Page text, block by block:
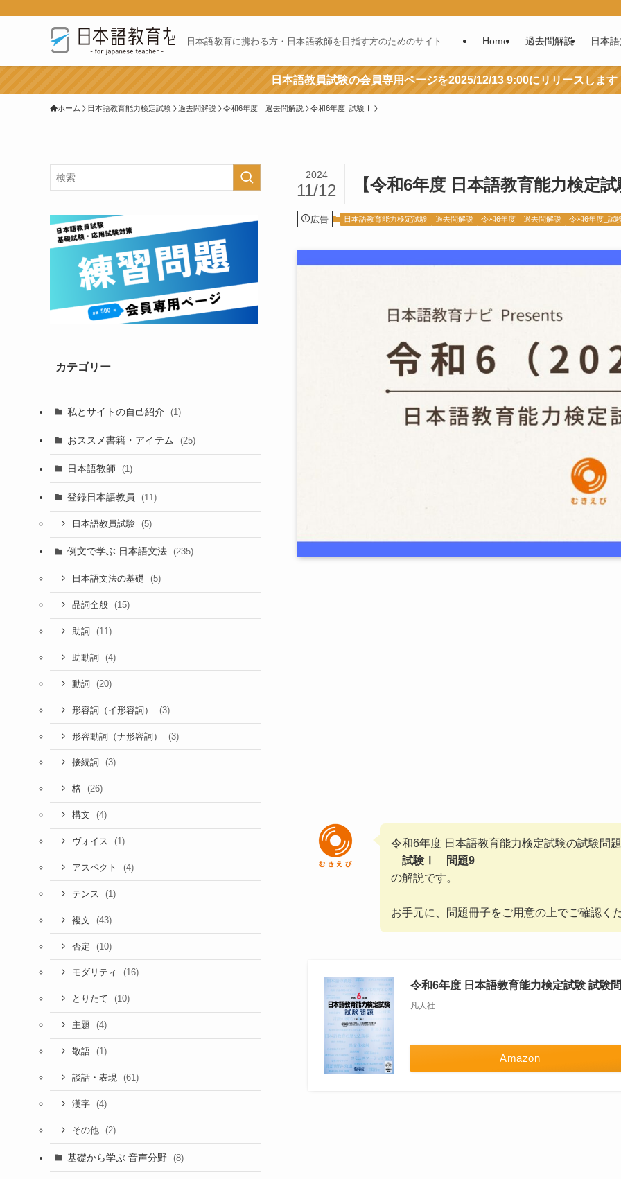
日本語教育に携わる方・日本語教師を目指す方のためのサイト Home 過去問解説 日本
日本語教員試験の会員専用ページを2025/12/13 9:00にリリースします
ホーム 日本語教育能力検定試験 過去問解説 令和6年度 過去問解説 令和6年度_試験Ⅰ
【令和6年度 日本語教育能力検定
2024
11/12
広告 日本語教育能力検定試験 過去問解説 令和6年度 過去問解説 令和6年度_試
令和6年度 日本語教育能力検定試験の試験問
試験Ⅰ 問題9
の解説です。
お手元に、問題冊子をご用意の上でご確認く
令和6年度 日本語教育能力検定試験 試験
凡人社
Amazon
カテゴリー
私とサイトの自己紹介 (1)
おススメ書籍・アイテム (25)
日本語教師 (1)
登録日本語教員 (11)
日本語教員試験 (5)
例文で学ぶ 日本語文法 (235)
日本語文法の基礎 (5)
品詞全般 (15)
助詞 (11)
助動詞 (4)
動詞 (20)
形容詞（イ形容詞） (3)
形容動詞（ナ形容詞） (3)
接続詞 (3)
格 (26)
構文 (4)
ヴォイス (1)
アスペクト (4)
テンス (1)
複文 (43)
否定 (10)
モダリティ (16)
とりたて (10)
主題 (4)
敬語 (1)
談話・表現 (61)
漢字 (4)
その他 (2)
基礎から学ぶ 音声分野 (8)